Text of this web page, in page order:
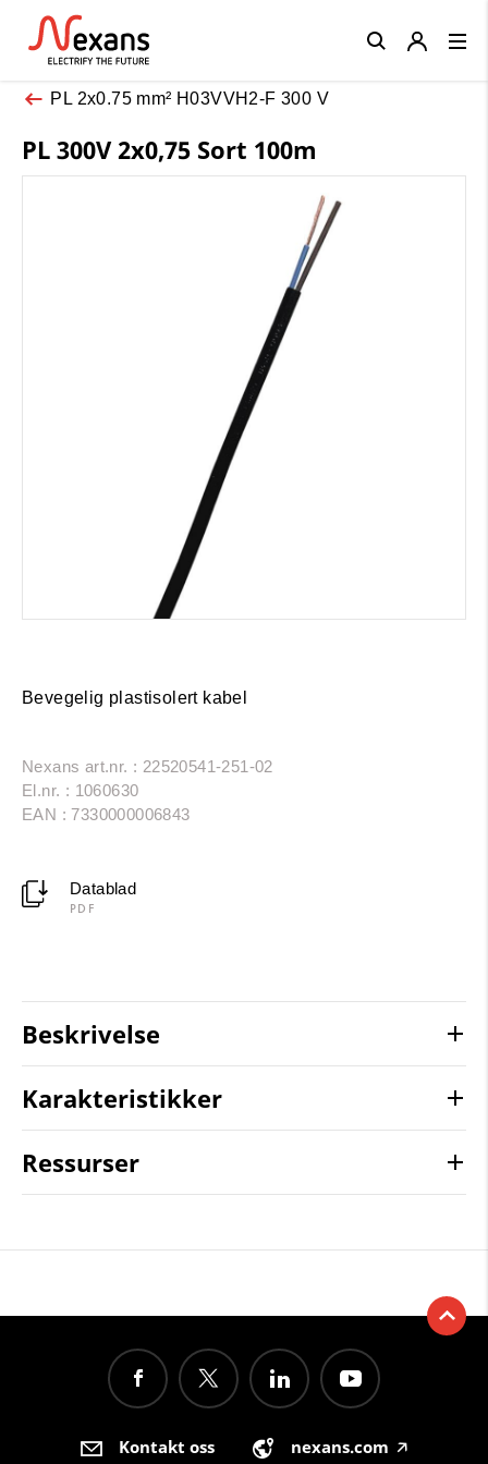
PL 2x0.75 mm² H03VVH2-F 300 V
PL 300V 2x0,75 Sort 100m
Bevegelig plastisolert kabel
Nexans art.nr. : 22520541-251-02
El.nr. : 1060630
EAN : 7330000006843
Datablad
PDF
Beskrivelse
Karakteristikker
Ressurser
Close
Kontakt oss nexans.com 🡥